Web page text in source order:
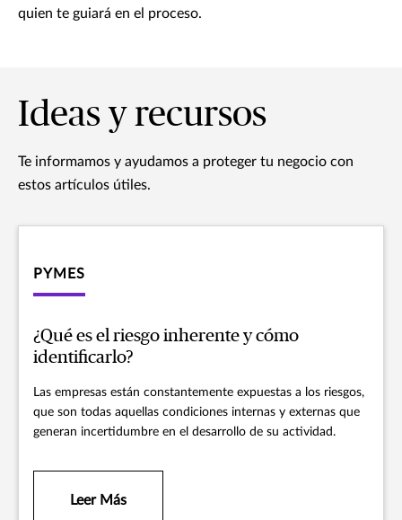
quien te guiará en el proceso.
Ideas y recursos
Te informamos y ayudamos a proteger tu negocio con
estos artículos útiles.
PYMES
¿Qué es el riesgo inherente y cómo
identificarlo?
Las empresas están constantemente expuestas a los riesgos,
que son todas aquellas condiciones internas y externas que
generan incertidumbre en el desarrollo de su actividad.
Leer Más